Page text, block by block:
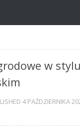
w stylu
4 PAŹDZIERNIKA